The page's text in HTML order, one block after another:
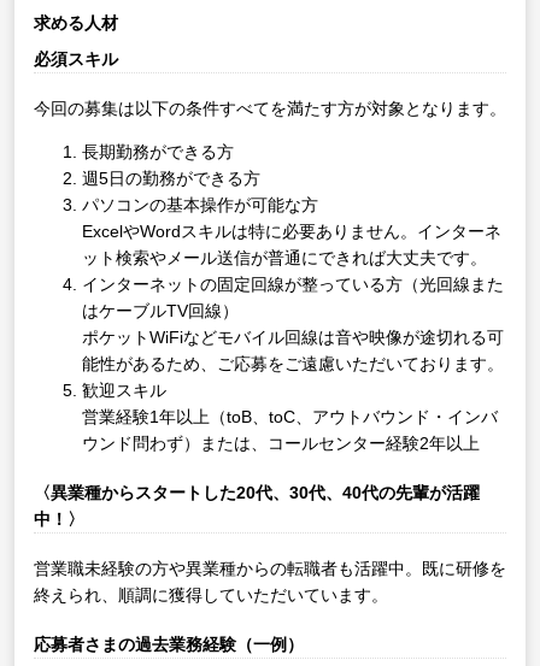
求める人材
必須スキル
今回の募集は以下の条件すべてを満たす方が対象となります。
長期勤務ができる方
週5日の勤務ができる方
パソコンの基本操作が可能な方
ExcelやWordスキルは特に必要ありません。インターネ
ット検索やメール送信が普通にできれば大丈夫です。
インターネットの固定回線が整っている方（光回線また
はケーブルTV回線）
ポケットWiFiなどモバイル回線は音や映像が途切れる可
能性があるため、ご応募をご遠慮いただいております。
歓迎スキル
営業経験1年以上（toB、toC、アウトバウンド・インバ
ウンド問わず）または、コールセンター経験2年以上
〈異業種からスタートした20代、30代、40代の先輩が活躍
中！〉
営業職未経験の方や異業種からの転職者も活躍中。既に研修を
終えられ、順調に獲得していただいています。
応募者さまの過去業務経験（一例）